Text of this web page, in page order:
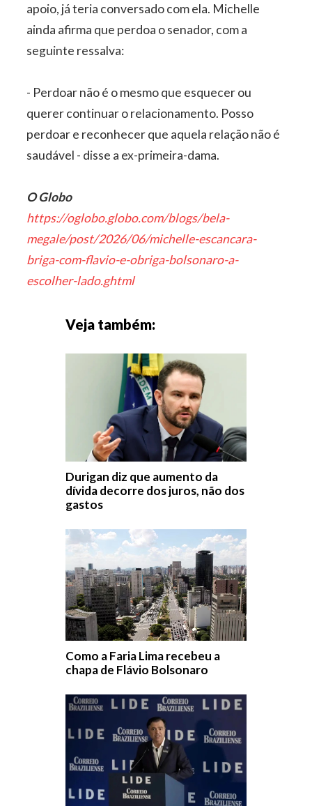
apoio, já teria conversado com ela. Michelle
ainda afirma que perdoa o senador, com a
seguinte ressalva:
- Perdoar não é o mesmo que esquecer ou
querer continuar o relacionamento. Posso
perdoar e reconhecer que aquela relação não é
saudável - disse a ex-primeira-dama.
O Globo
https://oglobo.globo.com/blogs/bela-
megale/post/2026/06/michelle-escancara-
briga-com-flavio-e-obriga-bolsonaro-a-
escolher-lado.ghtml
Veja também:
Durigan diz que aumento da
dívida decorre dos juros, não dos
gastos
Como a Faria Lima recebeu a
chapa de Flávio Bolsonaro